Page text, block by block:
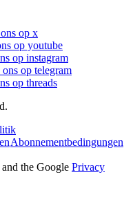
op x
op youtube
op instagram
op telegram
op threads
Abonnementbedingungen
the Google Privacy